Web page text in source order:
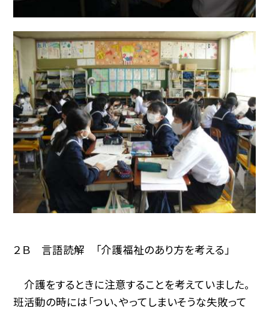
２Ｂ 言語読解 「介護福祉のあり方を考える」
介護をするときに注意することを考えていました。
班活動の時には「つい、やってしまいそうな失敗って